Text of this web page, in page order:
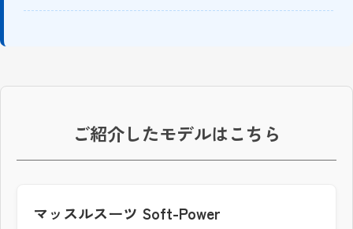
ご紹介したモデルはこちら
マッスルスーツ Soft-Power